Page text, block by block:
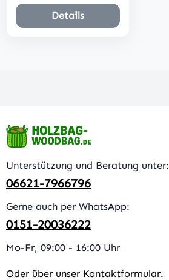
Details
Unterstützung und Beratung unter:
06621-7966796
Gerne auch per WhatsApp:
0151-20036222
Mo-Fr, 09:00 - 16:00 Uhr
Oder über unser Kontaktformular.